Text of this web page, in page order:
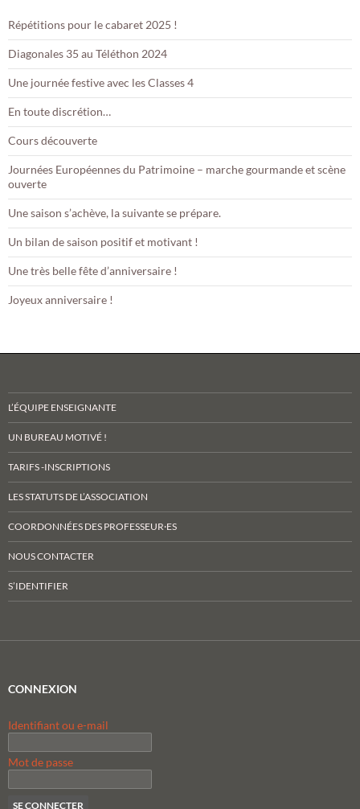
Répétitions pour le cabaret 2025 !
Diagonales 35 au Téléthon 2024
Une journée festive avec les Classes 4
En toute discrétion…
Cours découverte
Journées Européennes du Patrimoine – marche gourmande et scène
ouverte
Une saison s’achève, la suivante se prépare.
Un bilan de saison positif et motivant !
Une très belle fête d’anniversaire !
Joyeux anniversaire !
L’ÉQUIPE ENSEIGNANTE
UN BUREAU MOTIVÉ !
TARIFS -INSCRIPTIONS
LES STATUTS DE L’ASSOCIATION
COORDONNÉES DES PROFESSEUR·ES
NOUS CONTACTER
S’IDENTIFIER
CONNEXION
Identifiant ou e-mail
Mot de passe